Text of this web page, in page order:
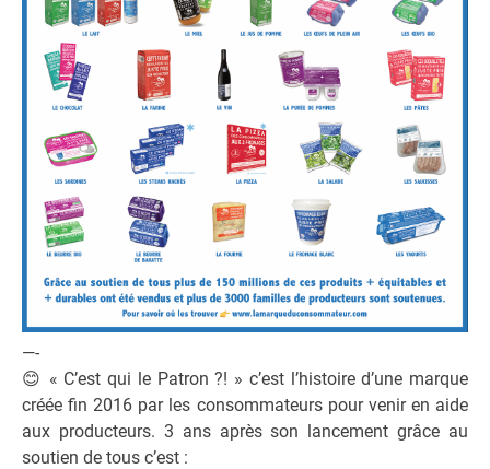
—-
😊 « C’est qui le Patron ?! » c’est l’histoire d’une marque
créée fin 2016 par les consommateurs pour venir en aide
aux producteurs. 3 ans après son lancement grâce au
soutien de tous c’est :